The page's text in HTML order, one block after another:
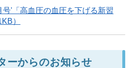
号'「高血圧の血圧を下げる新習
）
ーからのお知らせ